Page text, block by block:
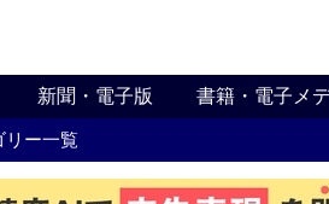
新聞・電子版 書籍・電子メ
リー一覧